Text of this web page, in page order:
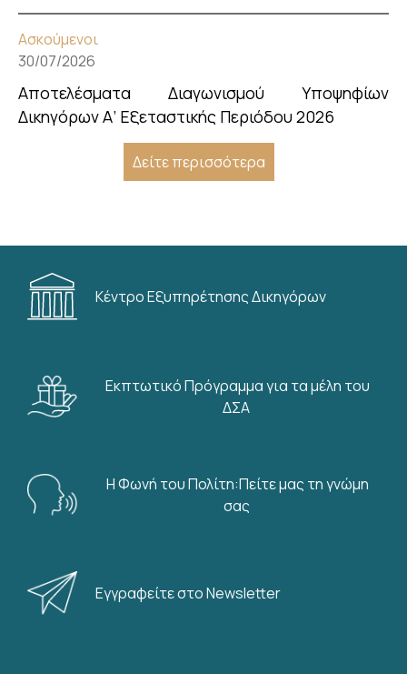
Ασκούμενοι
30/07/2026
Αποτελέσματα Διαγωνισμού Υποψηφίων
Δικηγόρων Α’ Εξεταστικής Περιόδου 2026
Δείτε περισσότερα
Κέντρο Εξυπηρέτησης Δικηγόρων
Εκπτωτικό Πρόγραμμα για τα μέλη του
ΔΣΑ
Η Φωνή του Πολίτη:Πείτε μας τη γνώμη
σας
Εγγραφείτε στο Newsletter